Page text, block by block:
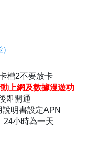
槽2不要放卡
上網及數據漫遊功
即開通
明書設定APN
24小時為一天